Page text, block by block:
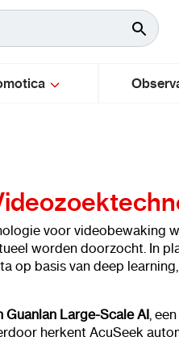
voor videobewaking
worden doorzocht. In
op basis van deep
Guanlan Large-Scale AI,
herkent AcuSeek